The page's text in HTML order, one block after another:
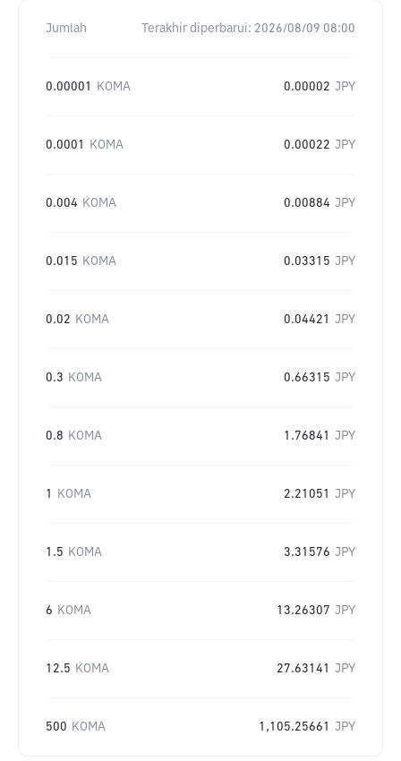
Jumlah Terakhir diperbarui: 2026/08/09 08:00
0.00001 KOMA 0.00002 JPY
0.0001 KOMA 0.00022 JPY
0.004 KOMA 0.00884 JPY
0.015 KOMA 0.03315 JPY
0.02 KOMA 0.04421 JPY
0.3 KOMA 0.66315 JPY
0.8 KOMA 1.76841 JPY
1 KOMA 2.21051 JPY
1.5 KOMA 3.31576 JPY
6 KOMA 13.26307 JPY
12.5 KOMA 27.63141 JPY
500 KOMA 1,105.25661 JPY